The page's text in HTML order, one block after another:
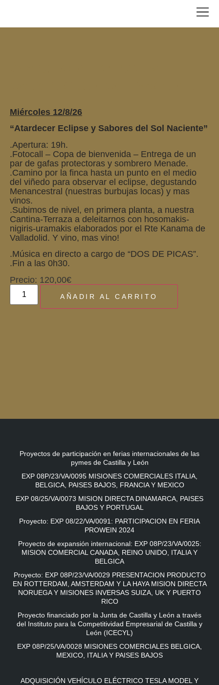
Miércoles 12/8/26
“Atardecer Eclipse y Sabores del Sol Naciente”
.Apertura: 19h.
.Fotocall – Copa de bienvenida – Entrega de un
par de gafas protectoras y sombrero Menade.
.Camino por la finca hasta un punto en el medio
del viñedo para observar el eclipse, degustando
Menancestral (nuestras burbujas locas) y mas
vinos.
.Subimos de nivel, en primera planta, a nuestra
Cantina-Terraza a deleitarnos con hosomakis-
nigiris-uramakis elaborados por el Rte Kanama de
Valladolid. Y vino, mas vino!
.Música en directo a cargo de “DOS DE PICAS”.
.Fin a las 0h30.
Precio: 120,00€
AÑADIR AL CARRITO
Proyectos de participación en ferias internacionales de las
pymes de Castilla y León
EXP 08P/23/VA/0095 MISIONES COMERCIALES ITALIA,
BELGICA, PAISES BAJOS, FRANCIA Y MEXICO
EXP 08/25/VA/0073 MISION DIRECTA DINAMARCA, PAISES
BAJOS Y PORTUGAL
Proyecto: EXP 08/22/VA/0091: PARTICIPACION EN FERIA
PROWEIN 2024
Proyecto de expansión internacional: EXP 08P/23/VA/0025:
MISION COMERCIAL CANADA, REINO UNIDO, ITALIA Y
BELGICA
Proyecto: EXP 08P/23/VA/0029 PRESENTACION PRODUCTO
EN ROTTERDAM, AMSTERDAM Y LA HAYA MISION DIRECTA
NORUEGA Y MISIONES INVERSAS SUIZA, UK Y PUERTO
RICO
Proyecto financiado por la Junta de Castilla y León a través
del Instituto para la Competitividad Empresarial de Castilla y
León (ICECYL)
EXP 08P/25/VA/0028 MISIONES COMERCIALES BELGICA,
MEXICO, ITALIA Y PAISES BAJOS
ADQUISICIÓN VEHÍCULO ELÉCTRICO TESLA MODEL Y